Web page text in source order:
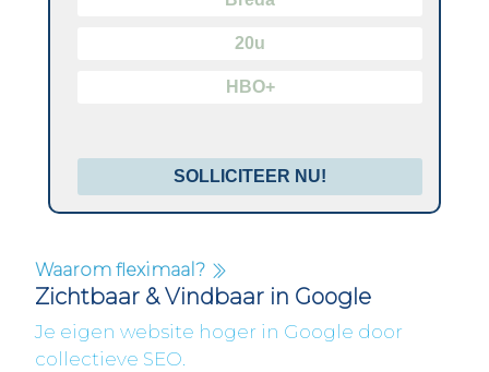
20u
HBO+
SOLLICITEER NU!
Waarom fleximaal?
Zichtbaar & Vindbaar in Google
Je eigen website hoger in Google door
collectieve SEO.